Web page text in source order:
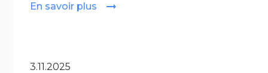
En savoir plus
3.11.2025